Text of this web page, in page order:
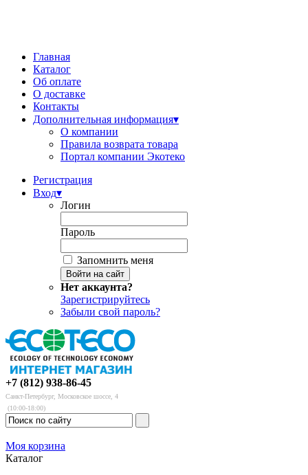
Главная
Каталог
Об оплате
О доставке
Контакты
Дополнительная информация▾
О компании
Правила возврата товара
Портал компании Экотеко
Регистрация
Вход▾
Логин
Пароль
Запомнить меня
Нет аккаунта?
Зарегистрируйтесь
Забыли свой пароль?
+7 (812) 938-86-45
Санкт-Петербург, Московское шоссе, 4
(10:00-18:00)
Моя корзина
Каталог